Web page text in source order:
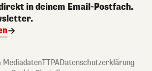
in deinem Email-Postfach.
MediadatenTTPADatenschutzerklärung